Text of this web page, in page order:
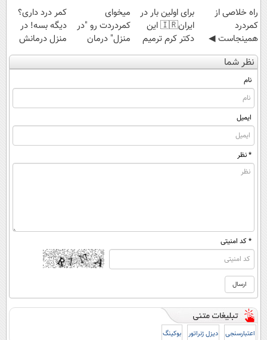
‌راه خلاصی از
کمردرد
همینجاست ◀
فقط کافیه فرم
رو پر کنی!
برای اولین بار در
ایران🇮🇷 این
دکتر کرم ترمیم
کننده 23 روزه
ساخت!
میخوای
کمردردت رو "در
منزل" درمان
کنی؟ (◂فیلم +
◂پرسش‌نامه)
کمر درد داری؟
دیگه بسه! در
منزل درمانش
کن
(◀پرسش‌نامه)
نظر شما
نام
ایمیل
* نظر
* کد امنیتی
اعتبارسنجی دیزل ژنراتور بوکینگ